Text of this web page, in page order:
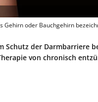
Gehirn oder Bauchgehirn
Schutz der Darmbarriere
von chronisch